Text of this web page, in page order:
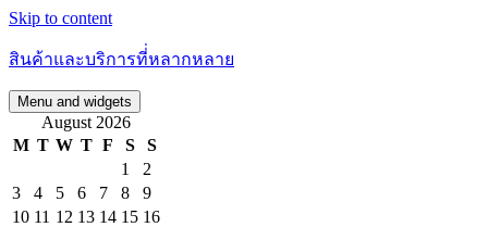
Skip to content
สินค้าและบริการที่่หลากหลาย
Menu and widgets
August 2026
M T W T F S
S
1
2
3
4 5 6 7 8
9
10 11 12 13 14 15 16